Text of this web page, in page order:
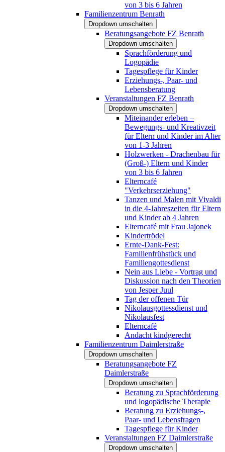
von 3 bis 6 Jahren
Familienzentrum Benrath
Dropdown umschalten
Beratungsangebote FZ Benrath
Dropdown umschalten
Sprachförderung und
Logopädie
Tagespflege für Kinder
Erziehungs-, Paar- und
Lebensberatung
Veranstaltungen FZ Benrath
Dropdown umschalten
Miteinander erleben –
Bewegungs- und Kreativzeit
für Eltern und Kinder im Alter
von 1-3 Jahren
Holzwerken - Drachenbau für
(Groß-) Eltern und Kinder
von 3 bis 6 Jahren
Elterncafé
"Verkehrserziehung"
Tanzen und Malen mit Vivaldi
in die 4-Jahreszeiten für Eltern
und Kinder ab 4 Jahren
Elterncafé mit Frau Jajonek
Kindertrödel
Ernte-Dank-Fest:
Familienfrühstück und
Familiengottesdienst
Nein aus Liebe - Vortrag und
Diskussion nach den Theorien
von Jesper Juul
Tag der offenen Tür
Nikolausgottessdienst und
Nikolausfest
Elterncafé
Andacht kindgerecht
Familienzentrum Daimlerstraße
Dropdown umschalten
Beratungsangebote FZ
Daimlerstraße
Dropdown umschalten
Beratung zu Sprachförderung
und logopädische Therapie
Beratung zu Erziehungs-,
Paar- und Lebensfragen
Tagespflege für Kinder
Veranstaltungen FZ Daimlerstraße
Dropdown umschalten